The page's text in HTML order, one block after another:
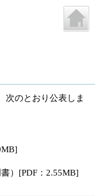
次のとおり公表しま
）[PDF：2.55MB]